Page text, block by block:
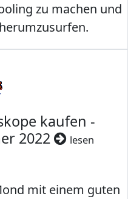
zu machen und
kaufen -
2022
lesen
mit einem guten